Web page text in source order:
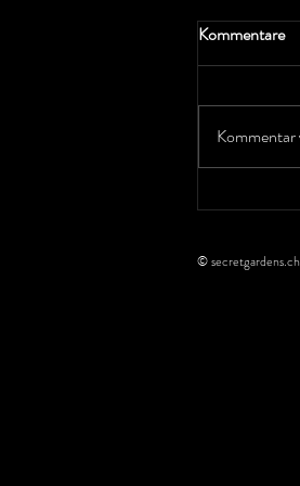
Kommentare
Kommentar
©